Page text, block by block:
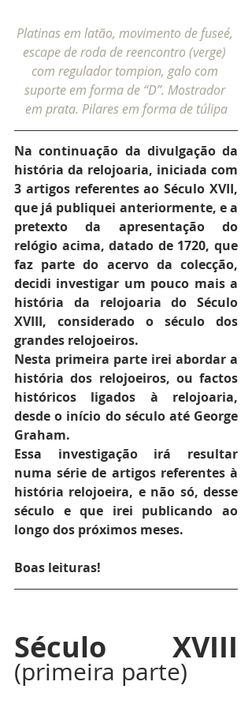
Platinas em latão, movimento de fuseé,
escape de roda de reencontro (verge)
com regulador tompion, galo com
suporte em forma de “D”. Mostrador
em prata. Pilares em forma de túlipa
Na continuação da divulgação da
história da relojoaria, iniciada com
3 artigos referentes ao Século XVII,
que já publiquei anteriormente, e a
pretexto da apresentação do
relógio acima, datado de 1720, que
faz parte do acervo da colecção,
decidi investigar um pouco mais a
história da relojoaria do Século
XVIII, considerado o século dos
grandes relojoeiros.
Nesta primeira parte irei abordar a
história dos relojoeiros, ou factos
históricos ligados à relojoaria,
desde o início do século até George
Graham.
Essa investigação irá resultar
numa série de artigos referentes à
história relojoeira, e não só, desse
século e que irei publicando ao
longo dos próximos meses.
Boas leituras!
(primeira parte)